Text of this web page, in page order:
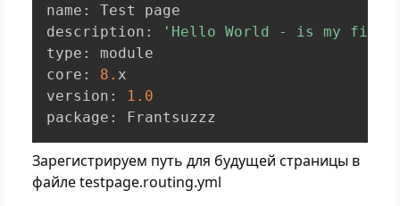
name :
Test page
description :
'Hello World - is my first
type :
module
core : 8. x
version :
1.0
package : Frantsuzzz
Зарегистрируем путь для будущей страницы в
файле testpage.routing.yml